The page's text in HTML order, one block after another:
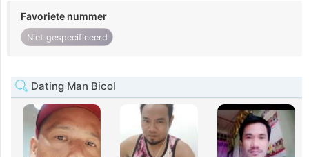
Favoriete nummer
Niet gespecificeerd
Dating Man Bicol